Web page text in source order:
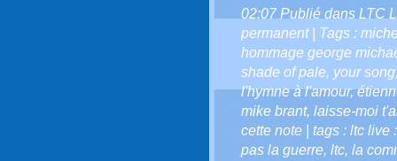
02:07 Publié dans LTC
permanent| Tags :
hommage george
shade of pale, your song
l'hymne à l'amour,
mike brant, laisse-moi
cette note | tags : ltc live
pas la guerre, ltc, la